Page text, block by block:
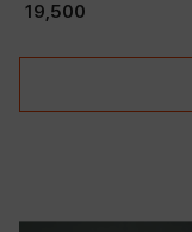
19,500